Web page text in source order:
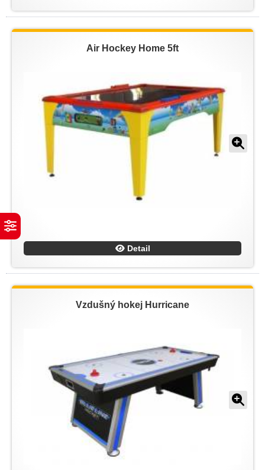
Air Hockey Home 5ft
Detail
Vzdušný hokej Hurricane